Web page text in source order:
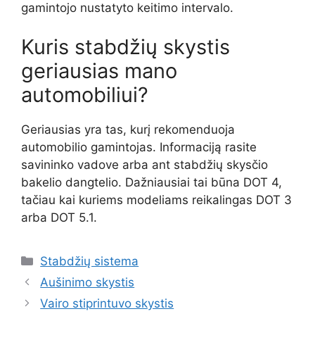
gamintojo nustatyto keitimo intervalo.
Kuris stabdžių skystis
geriausias mano
automobiliui?
Geriausias yra tas, kurį rekomenduoja
automobilio gamintojas. Informaciją rasite
savininko vadove arba ant stabdžių skysčio
bakelio dangtelio. Dažniausiai tai būna DOT 4,
tačiau kai kuriems modeliams reikalingas DOT 3
arba DOT 5.1.
Kategorijos
Stabdžių sistema
Aušinimo skystis
Vairo stiprintuvo skystis